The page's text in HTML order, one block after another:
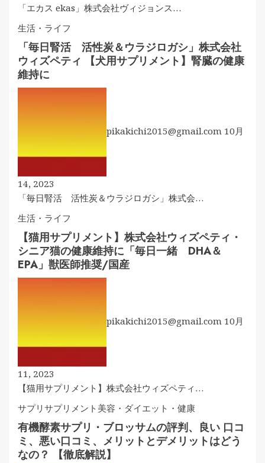
「エカス ekas」株式会社ヴィジョンス…
生活・ライフ
「毎日腎活 活性炭＆ウラジロガシ」株式会社
ウィズペティ 【犬用サプリメント】腎臓の健康
維持に
pikakichi2015@gmail.com 10月
14, 2023
「毎日腎活 活性炭＆ウラジロガシ」株式会…
生活・ライフ
【猫用サプリメント】株式会社ウィズペティ・
シニア猫の健康維持に「毎日一緒 DHA＆
EPA」獣医師推奨/国産
pikakichi2015@gmail.com 10月
11, 2023
【猫用サプリメント】株式会社ウィズペティ…
サプリ サプリメント 美容・ダイエット・健康
有機酵素サプリ・ブロッサムの評判、良い 口コ
ミ、悪い口コミ、メリットとデメリットはどう
なの？ 【徹底解説】